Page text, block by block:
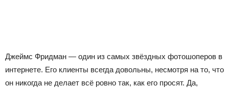
Джеймс Фридман — один из самых звёздных фотошоперов в
интернете. Его клиенты всегда довольны, несмотря на то, что
он никогда не делает всё ровно так, как его просят. Да,